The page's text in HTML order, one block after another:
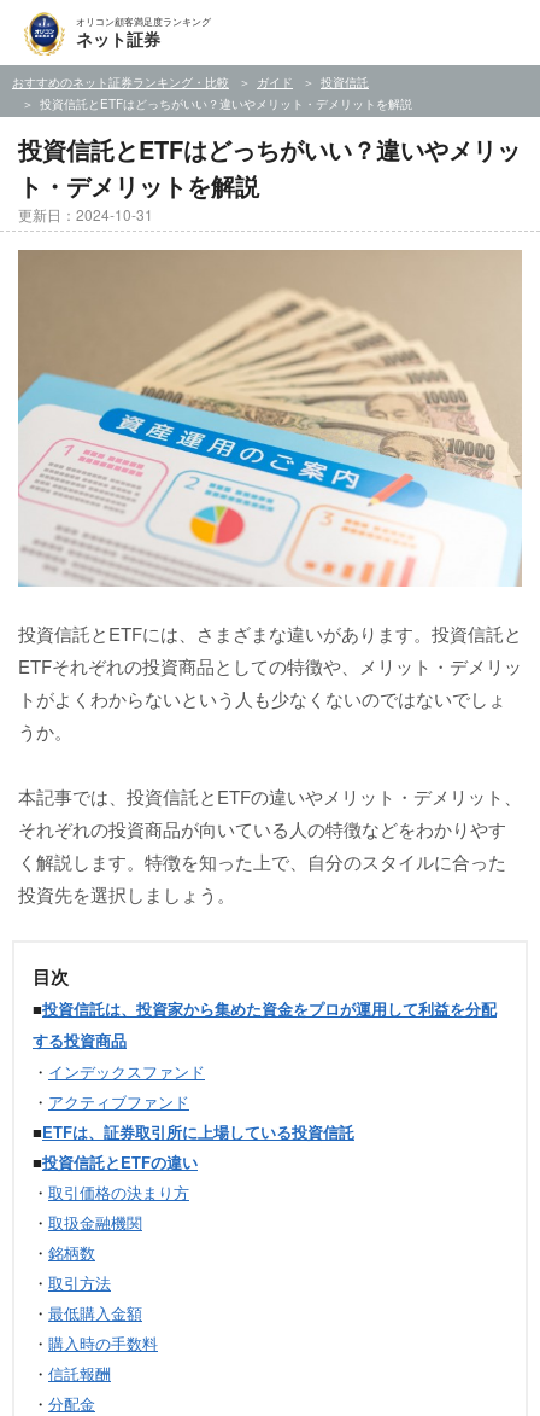
オリコン顧客満足度ランキング
ネット証券
おすすめのネット証券ランキング・比較 ガイド
投資信託
投資信託とETFはどっちがいい？違いやメリット・デメリットを解説
投資信託とETFはどっちがいい？違いやメリッ
ト・デメリットを解説
更新日：2024-10-31
投資信託とETFには、さまざまな違いがあります。投資信託と
ETFそれぞれの投資商品としての特徴や、メリット・デメリッ
トがよくわからないという人も少なくないのではないでしょ
うか。
本記事では、投資信託とETFの違いやメリット・デメリット、
それぞれの投資商品が向いている人の特徴などをわかりやす
く解説します。特徴を知った上で、自分のスタイルに合った
投資先を選択しましょう。
目次
■投資信託は、投資家から集めた資金をプロが運用して利益を分配
する投資商品
・ インデックスファンド
・ アクティブファンド
■ETFは、証券取引所に上場している投資信託
■投資信託とETFの違い
・ 取引価格の決まり方
・ 取扱金融機関
・ 銘柄数
・ 取引方法
・ 最低購入金額
・ 購入時の手数料
・ 信託報酬
・ 分配金